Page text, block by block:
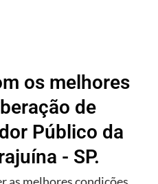
os melhores
de
Público da
- SP.